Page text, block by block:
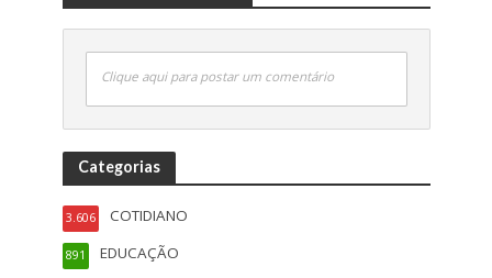
Clique aqui para postar um comentário
Categorias
COTIDIANO
3.606
EDUCAÇÃO
891